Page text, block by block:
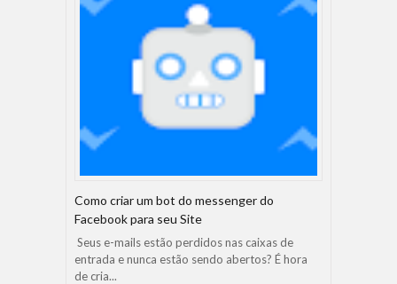
Como criar um bot do messenger do
Facebook para seu Site
Seus e-mails estão perdidos nas caixas de
entrada e nunca estão sendo abertos? É hora
de cria...